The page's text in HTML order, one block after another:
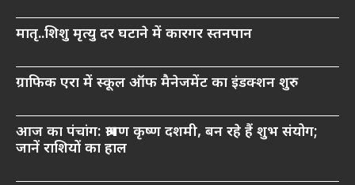
मातृ..शिशु मृत्यु दर घटाने में कारगर स्तनपान
ग्राफिक एरा में स्कूल ऑफ मैनेजमेंट का इंडक्शन शुरु
आज का पंचांग: श्रावण कृष्ण दशमी, बन रहे हैं शुभ संयोग;
जानें राशियों का हाल